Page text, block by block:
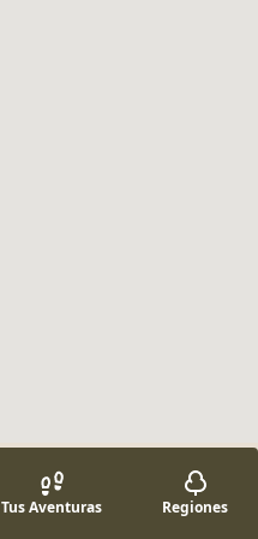
Tus Aventuras Regiones